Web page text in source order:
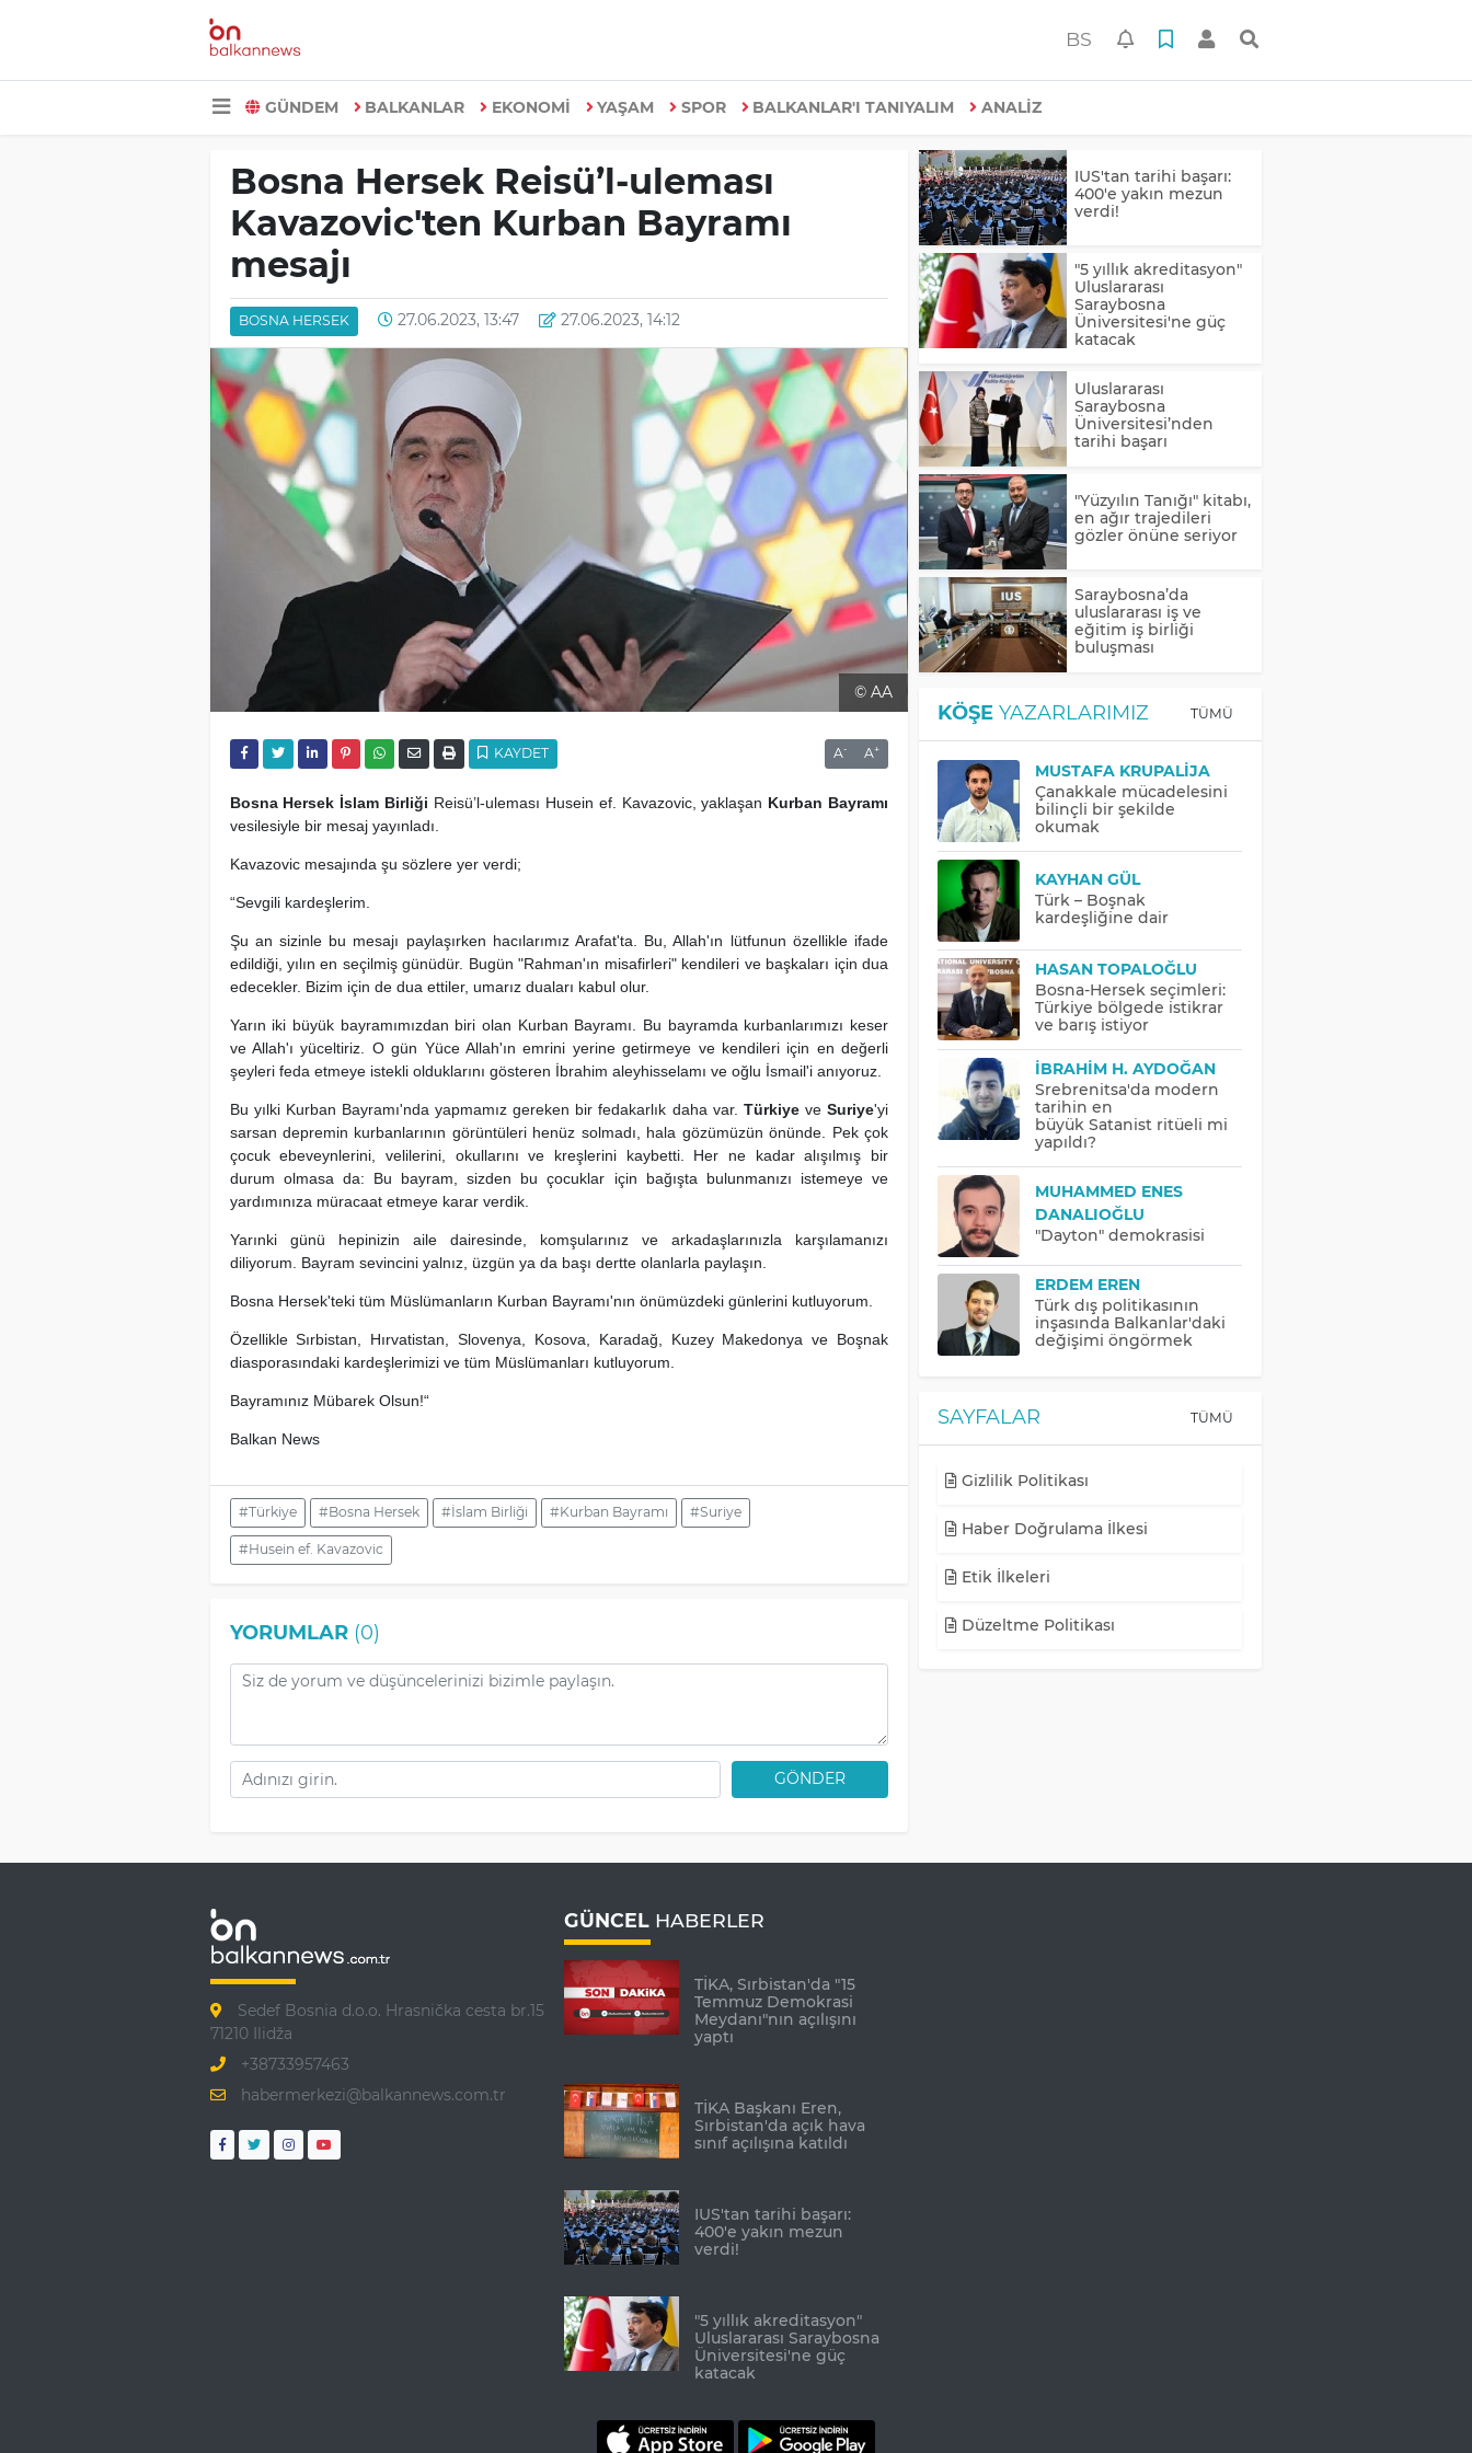
BS
GÜNDEM BALKANLAR EKONOMİ YAŞAM SPOR BALKANLAR'I TANIYALIM ANALİZ
Bosna Hersek Reisü’l-uleması
Kavazovic'ten Kurban Bayramı
mesajı
BOSNA HERSEK 27.06.2023, 13:47 27.06.2023, 14:12
© AA
KAYDET A- A+
Bosna Hersek İslam Birliği Reisü’l-uleması Husein ef. Kavazovic, yaklaşan Kurban Bayramı
vesilesiyle bir mesaj yayınladı.
Kavazovic mesajında şu sözlere yer verdi;
“Sevgili kardeşlerim.
Şu an sizinle bu mesajı paylaşırken hacılarımız Arafat'ta. Bu, Allah'ın lütfunun özellikle ifade
edildiği, yılın en seçilmiş günüdür. Bugün "Rahman'ın misafirleri" kendileri ve başkaları için dua
edecekler. Bizim için de dua ettiler, umarız duaları kabul olur.
Yarın iki büyük bayramımızdan biri olan Kurban Bayramı. Bu bayramda kurbanlarımızı keser
ve Allah'ı yüceltiriz. O gün Yüce Allah'ın emrini yerine getirmeye ve kendileri için en değerli
şeyleri feda etmeye istekli olduklarını gösteren İbrahim aleyhisselamı ve oğlu İsmail'i anıyoruz.
Bu yılki Kurban Bayramı'nda yapmamız gereken bir fedakarlık daha var. TürkiyeveSuriye'yi
sarsan depremin kurbanlarının görüntüleri henüz solmadı, hala gözümüzün önünde. Pek çok
çocuk ebeveynlerini, velilerini, okullarını ve kreşlerini kaybetti. Her ne kadar alışılmış bir
durum olmasa da: Bu bayram, sizden bu çocuklar için bağışta bulunmanızı istemeye ve
yardımınıza müracaat etmeye karar verdik.
Yarınki günü hepinizin aile dairesinde, komşularınız ve arkadaşlarınızla karşılamanızı
diliyorum. Bayram sevincini yalnız, üzgün ya da başı dertte olanlarla paylaşın.
Bosna Hersek'teki tüm Müslümanların Kurban Bayramı'nın önümüzdeki günlerini kutluyorum.
Özellikle Sırbistan, Hırvatistan, Slovenya, Kosova, Karadağ, Kuzey Makedonya ve Boşnak
diasporasındaki kardeşlerimizi ve tüm Müslümanları kutluyorum.
Bayramınız Mübarek Olsun!“
Balkan News
#Türkiye #Bosna Hersek #İslam Birliği #Kurban Bayramı #Suriye
#Husein ef. Kavazovic
YORUMLAR(0)
GÖNDER
IUS'tan tarihi başarı:
400'e yakın mezun
verdi!
"5 yıllık akreditasyon"
Uluslararası
Saraybosna
Üniversitesi'ne güç
katacak
Uluslararası
Saraybosna
Üniversitesi’nden
tarihi başarı
"Yüzyılın Tanığı" kitabı,
en ağır trajedileri
gözler önüne seriyor
Saraybosna’da
uluslararası iş ve
eğitim iş birliği
buluşması
KÖŞE YAZARLARIMIZ TÜMÜ
MUSTAFA KRUPALIJA
Çanakkale mücadelesini
bilinçli bir şekilde
okumak
KAYHAN GÜL
Türk – Boşnak
kardeşliğine dair
HASAN TOPALOĞLU
Bosna-Hersek seçimleri:
Türkiye bölgede istikrar
ve barış istiyor
İBRAHIM H. AYDOĞAN
Srebrenitsa'da modern
tarihin en
büyük Satanist ritüeli mi
yapıldı?
MUHAMMED ENES
DANALIOĞLU
"Dayton" demokrasisi
ERDEM EREN
Türk dış politikasının
inşasında Balkanlar'daki
değişimi öngörmek
SAYFALAR TÜMÜ
Gizlilik Politikası
Haber Doğrulama İlkesi
Etik İlkeleri
Düzeltme Politikası
Sedef Bosnia d.o.o. Hrasnička cesta br.15
71210 Ilidža
+38733957463
habermerkezi@balkannews.com.tr
GÜNCEL HABERLER
TİKA, Sırbistan'da "15
Temmuz Demokrasi
Meydanı"nın açılışını
yaptı
TİKA Başkanı Eren,
Sırbistan'da açık hava
sınıf açılışına katıldı
IUS'tan tarihi başarı:
400'e yakın mezun
verdi!
"5 yıllık akreditasyon"
Uluslararası Saraybosna
Üniversitesi'ne güç
katacak